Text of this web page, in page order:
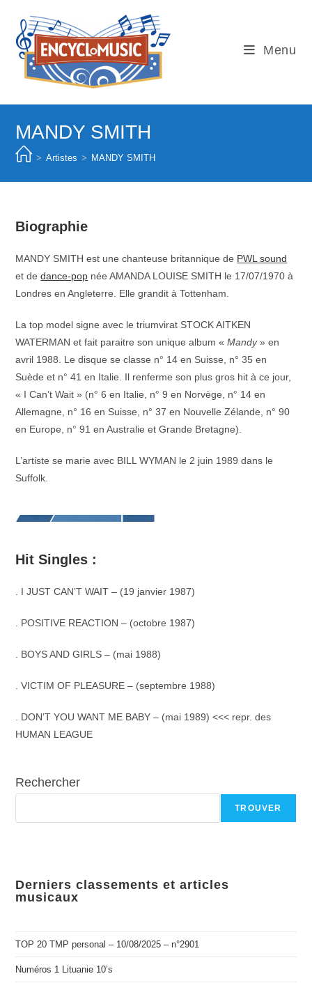
content
Menu
MANDY SMITH
> Artistes > MANDY SMITH
Biographie
MANDY SMITH est une chanteuse britannique de PWL sound
et dedance-pop née AMANDA LOUISE SMITH le 17/07/1970 à
Londres en Angleterre. Elle grandit à Tottenham.
La top model signe avec le triumvirat STOCK AITKEN
WATERMAN et fait paraitre son unique album «Mandy» en
avril 1988. Le disque se classe n° 14 en Suisse, n° 35 en
Suède et n° 41 en Italie. Il renferme son plus gros hit à ce jour,
« I Can’t Wait » (n° 6 en Italie, n° 9 en Norvège, n° 14 en
Allemagne, n° 16 en Suisse, n° 37 en Nouvelle Zélande, n° 90
en Europe, n° 91 en Australie et Grande Bretagne).
L’artiste se marie avec BILL WYMAN le 2 juin 1989 dans le
Suffolk.
Hit Singles :
. I JUST CAN’T WAIT – (19 janvier 1987)
. POSITIVE REACTION – (octobre 1987)
. BOYS AND GIRLS – (mai 1988)
. VICTIM OF PLEASURE – (septembre 1988)
. DON’T YOU WANT ME BABY – (mai 1989) <<< repr. des
HUMAN LEAGUE
Rechercher
TROUVER
Derniers classements et articles
musicaux
TOP 20 TMP personal – 10/08/2025 – n°2901
Numéros 1 Lituanie 10’s